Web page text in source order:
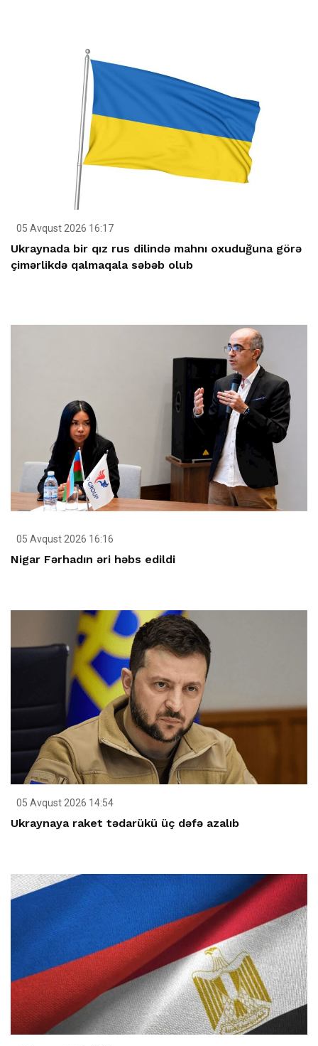
05 Avqust 2026 16:17
Ukraynada bir qız rus dilində mahnı oxuduğuna görə
çimərlikdə qalmaqala səbəb olub
05 Avqust 2026 16:16
Nigar Fərhadın əri həbs edildi
05 Avqust 2026 14:54
Ukraynaya raket tədarükü üç dəfə azalıb